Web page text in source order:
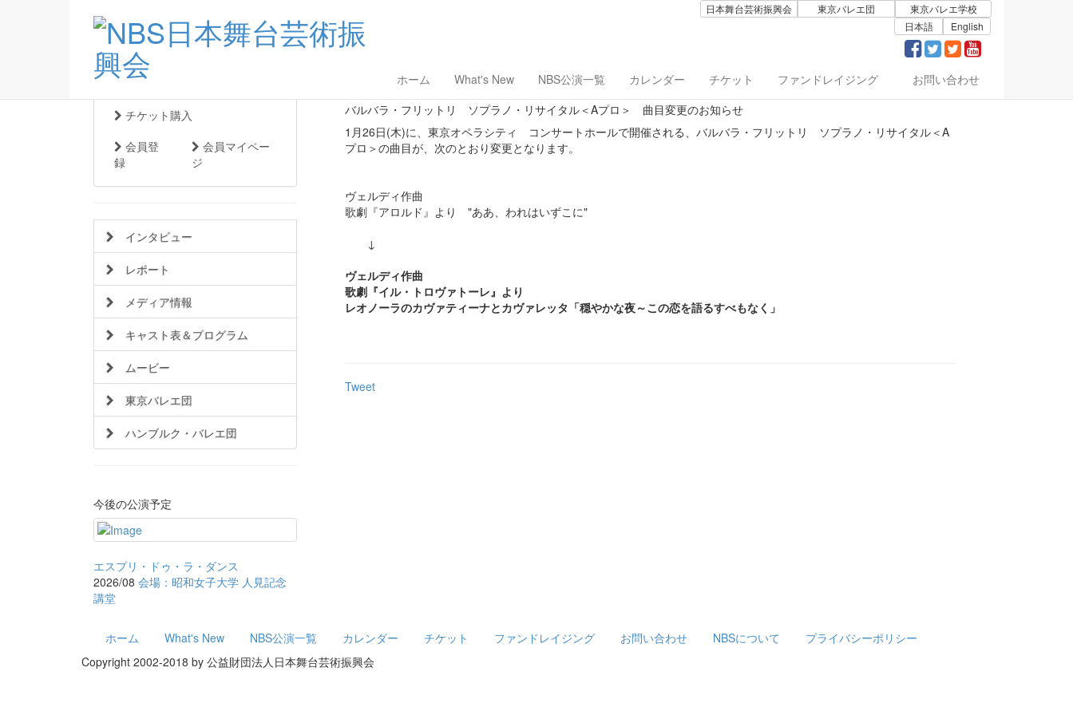
日本舞台芸術振興会 東京バレエ団
東京バレエ学校
日本語
English
ホーム What's New NBS公演一覧 カレンダー チケット ファンドレイジング お問い合わせ
What's New News List
バルバラ・フリットリ ソプラノ・リサイタル＜Aプロ＞ 曲目変更のお知らせ
1月26日(木)に、東京オペラシティ コンサートホールで開催される、バルバラ・フリットリ ソプラノ・リサイタル＜A
プロ＞の曲目が、次のとおり変更となります。
ヴェルディ作曲
歌劇『アロルド』より "ああ、われはいずこに"
↓
ヴェルディ作曲
歌劇『イル・トロヴァトーレ』より
レオノーラのカヴァティーナとカヴァレッタ「穏やかな夜～この恋を語るすべもなく」
Tweet
チケット購入
会員登
録
会員マイペー
ジ
インタビュー
レポート
メディア情報
キャスト表＆プログラム
ムービー
東京バレエ団
ハンブルク・バレエ団
今後の公演予定
エスプリ・ドゥ・ラ・ダンス
2026/08 会場：昭和女子大学 人見記念
講堂
ホーム What's New NBS公演一覧 カレンダー チケット ファンドレイジング お問い合わせ NBSについて
プライバシーポリシー
Copyright 2002-2018 by 公益財団法人日本舞台芸術振興会